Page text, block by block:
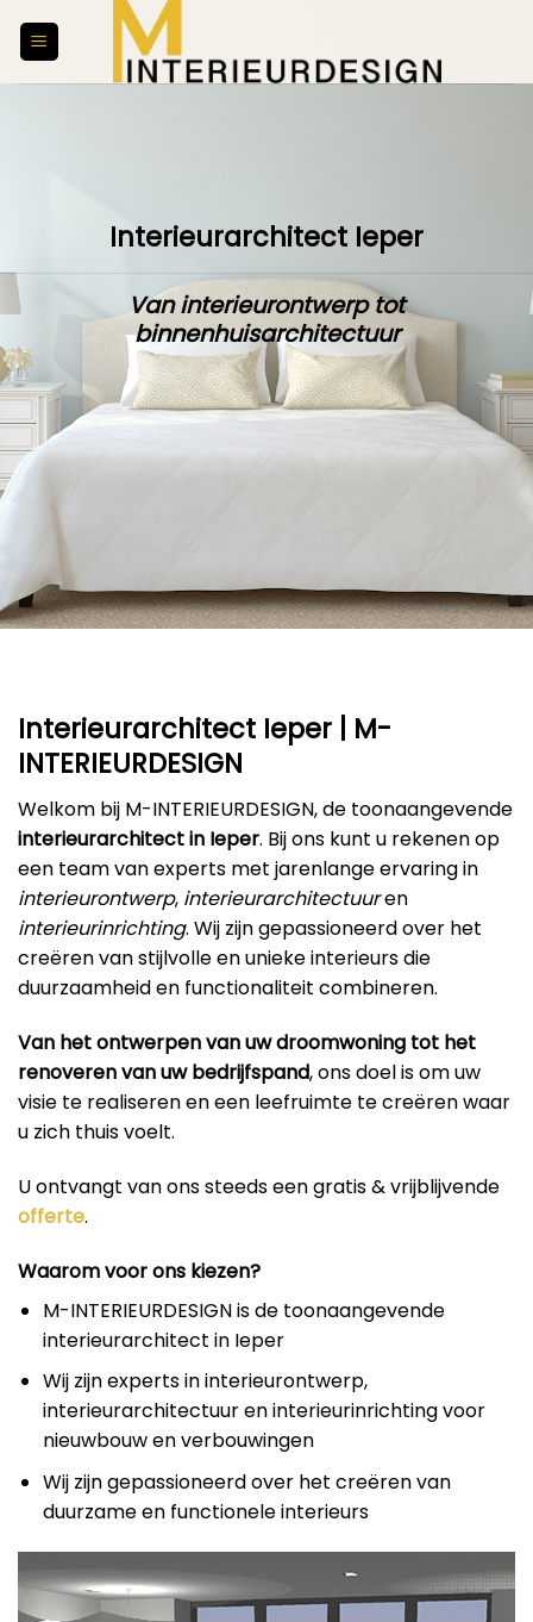
Interieurarchitect Ieper
Van interieurontwerp tot
binnenhuisarchitectuur
Interieurarchitect Ieper | M-
INTERIEURDESIGN
Welkom bij M-INTERIEURDESIGN, de toonaangevende
interieurarchitect in Ieper. Bij ons kunt u rekenen op
een team van experts met jarenlange ervaring in
interieurontwerp, interieurarchitectuuren
interieurinrichting. Wij zijn gepassioneerd over het
creëren van stijlvolle en unieke interieurs die
duurzaamheid en functionaliteit combineren.
Van het ontwerpen van uw droomwoning tot het
renoveren van uw bedrijfspand, ons doel is om uw
visie te realiseren en een leefruimte te creëren waar
u zich thuis voelt.
U ontvangt van ons steeds een gratis & vrijblijvende
offerte.
Waarom voor ons kiezen?
M-INTERIEURDESIGN is de toonaangevende
interieurarchitect in Ieper
Wij zijn experts in interieurontwerp,
interieurarchitectuur en interieurinrichting voor
nieuwbouw en verbouwingen
Wij zijn gepassioneerd over het creëren van
duurzame en functionele interieurs